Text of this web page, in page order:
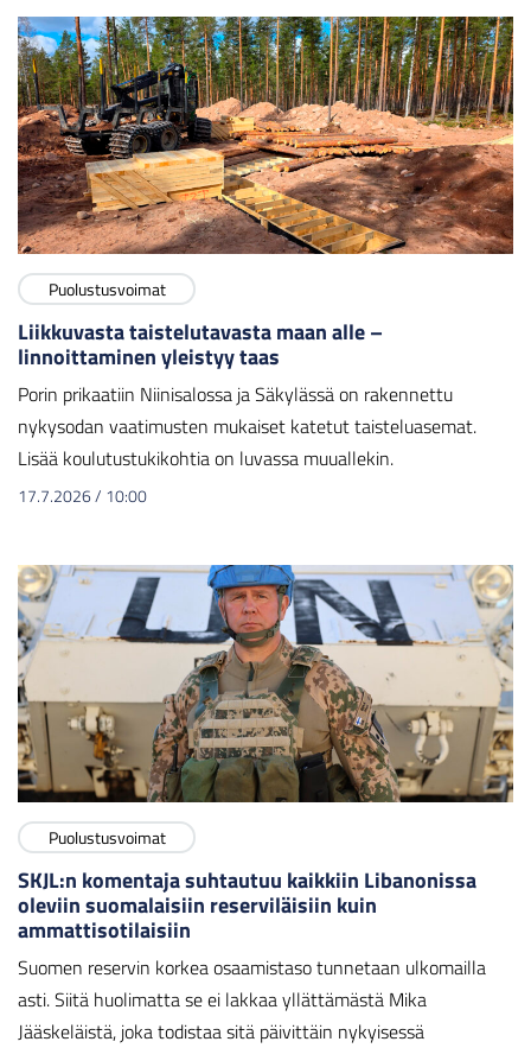
Puolustusvoimat
Liikkuvasta taistelutavasta maan alle –
linnoittaminen yleistyy taas
Porin prikaatiin Niinisalossa ja Säkylässä on rakennettu
nykysodan vaatimusten mukaiset katetut taisteluasemat.
Lisää koulutustukikohtia on luvassa muuallekin.
17.7.2026/ 10:00
Puolustusvoimat
SKJL:n komentaja suhtautuu kaikkiin Libanonissa
oleviin suomalaisiin reserviläisiin kuin
ammattisotilaisiin
Suomen reservin korkea osaamistaso tunnetaan ulkomailla
asti. Siitä huolimatta se ei lakkaa yllättämästä Mika
Jääskeläistä, joka todistaa sitä päivittäin nykyisessä